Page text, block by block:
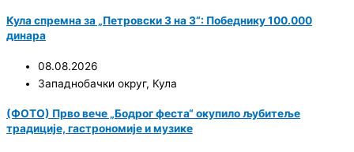
Кула спремна за „Петровски 3 на 3“: Победнику 100.000
динара
08.08.2026
Западнобачки округ, Кула
(ФОТО) Прво вече „Бодрог феста“ окупило љубитеље
традиције, гастрономије и музике